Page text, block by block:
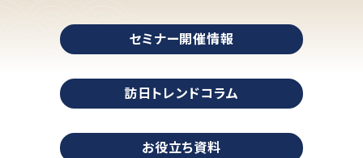
セミナー開催情報
訪日トレンドコラム
お役立ち資料